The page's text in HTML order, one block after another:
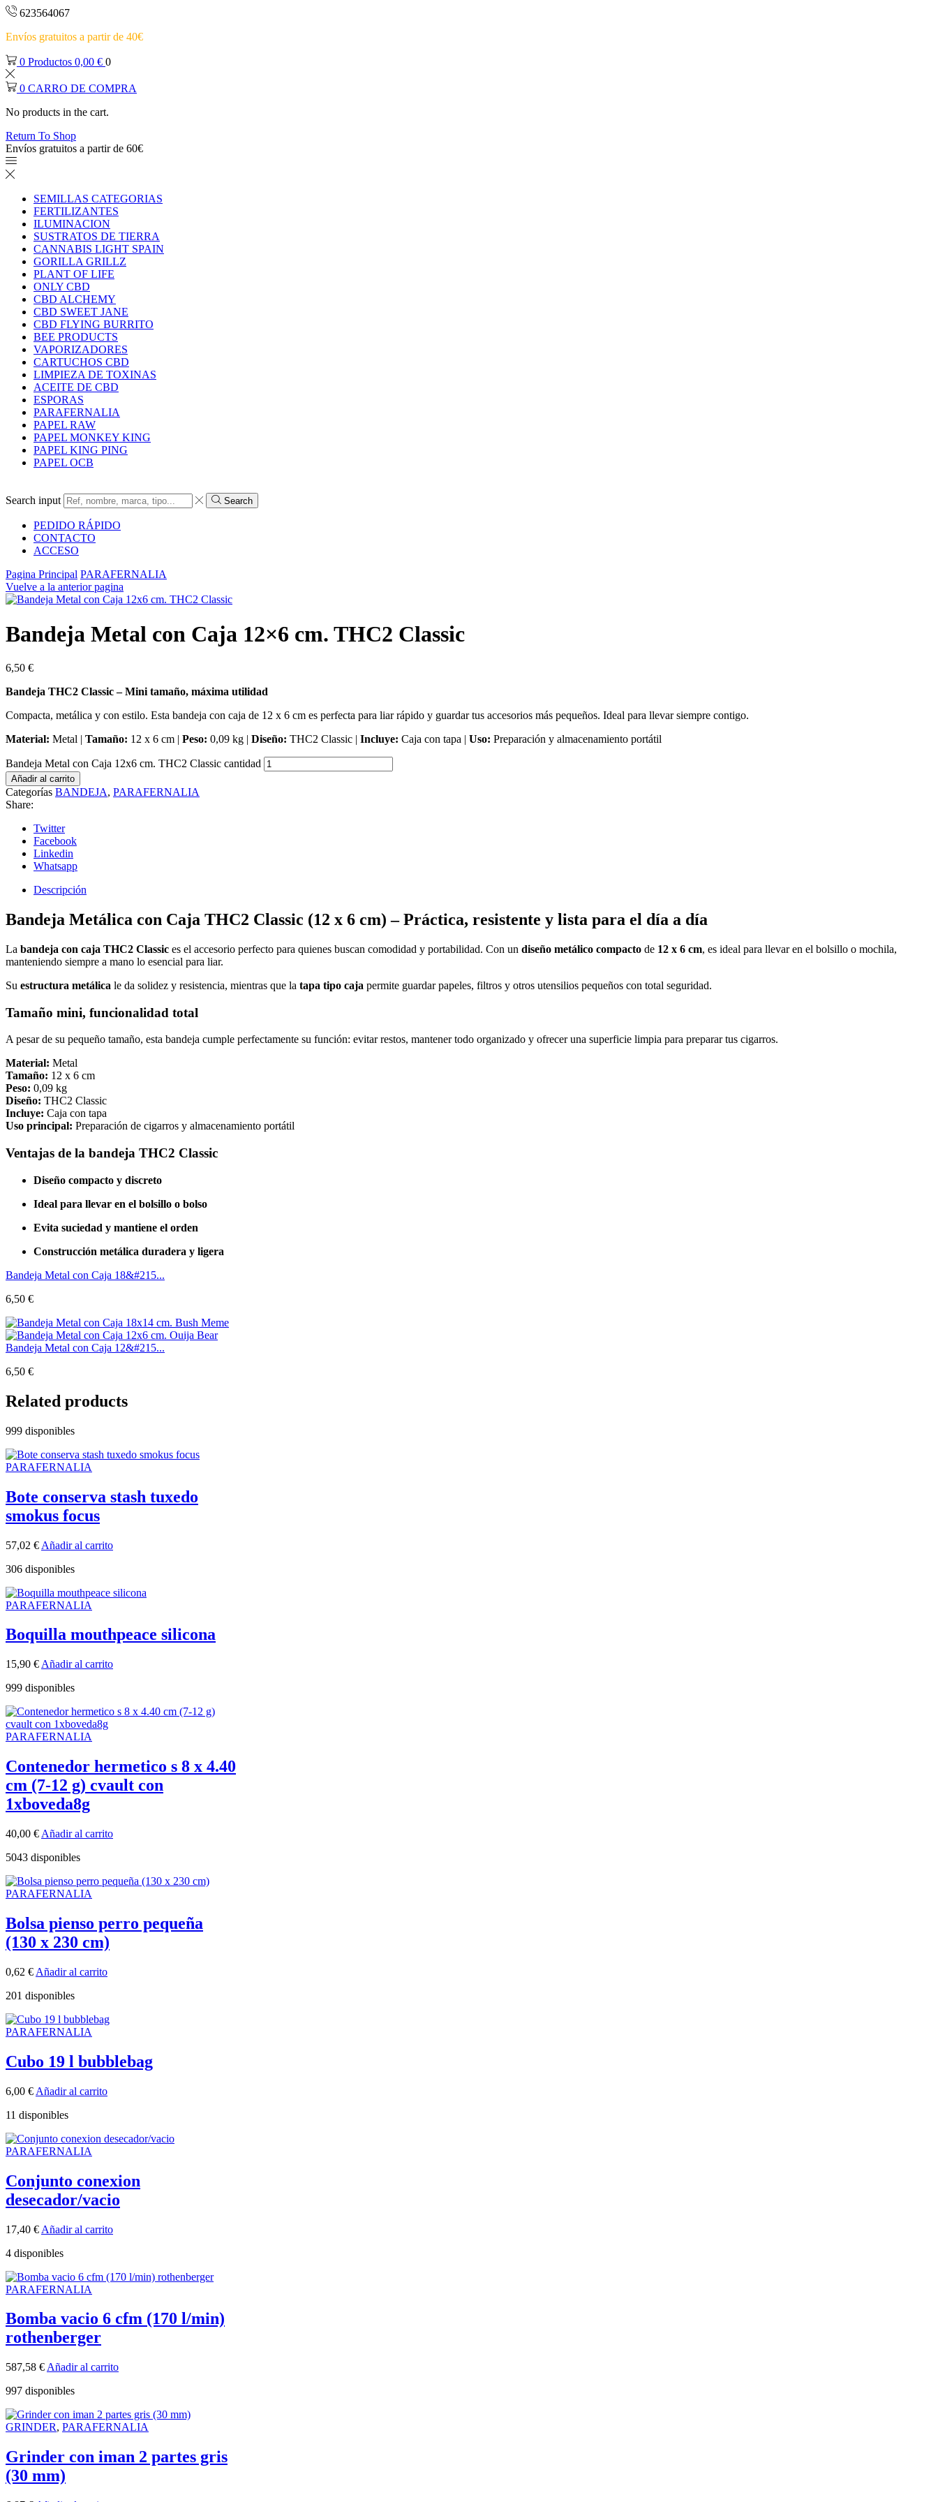
623564067
Envíos gratuitos a partir de 40€
0 Productos 0,00 € 0
0 CARRO DE COMPRA
No products in the cart.
Return To Shop
Envíos gratuitos a partir de 60€
SEMILLAS CATEGORIAS
FERTILIZANTES
ILUMINACION
SUSTRATOS DE TIERRA
CANNABIS LIGHT SPAIN
GORILLA GRILLZ
PLANT OF LIFE
ONLY CBD
CBD ALCHEMY
CBD SWEET JANE
CBD FLYING BURRITO
BEE PRODUCTS
VAPORIZADORES
CARTUCHOS CBD
LIMPIEZA DE TOXINAS
ACEITE DE CBD
ESPORAS
PARAFERNALIA
PAPEL RAW
PAPEL MONKEY KING
PAPEL KING PING
PAPEL OCB
Search input Search
PEDIDO RÁPIDO
CONTACTO
ACCESO
Pagina Principal PARAFERNALIA
Vuelve a la anterior pagina
Bandeja Metal con Caja 12×6 cm. THC2 Classic
6,50 €
Bandeja THC2 Classic – Mini tamaño, máxima utilidad
Compacta, metálica y con estilo. Esta bandeja con caja de 12 x 6 cm es perfecta para liar rápido y guardar tus accesorios más pequeños. Ideal para llevar siempre contigo.
Material: Metal | Tamaño: 12 x 6 cm | Peso: 0,09 kg | Diseño: THC2 Classic | Incluye: Caja con tapa | Uso: Preparación y almacenamiento portátil
Bandeja Metal con Caja 12x6 cm. THC2 Classic cantidad
Añadir al carrito
Categorías BANDEJA, PARAFERNALIA
Share:
Twitter
Facebook
Linkedin
Whatsapp
Descripción
Bandeja Metálica con Caja THC2 Classic (12 x 6 cm) – Práctica, resistente y lista para el día a día
La bandeja con caja THC2 Classic es el accesorio perfecto para quienes buscan comodidad y portabilidad. Con un diseño metálico compacto de 12 x 6 cm, es ideal para llevar en el bolsillo o mochila,
manteniendo siempre a mano lo esencial para liar.
Su estructura metálica le da solidez y resistencia, mientras que la tapa tipo caja permite guardar papeles, filtros y otros utensilios pequeños con total seguridad.
Tamaño mini, funcionalidad total
A pesar de su pequeño tamaño, esta bandeja cumple perfectamente su función: evitar restos, mantener todo organizado y ofrecer una superficie limpia para preparar tus cigarros.
Material: Metal
Tamaño: 12 x 6 cm
Peso: 0,09 kg
Diseño: THC2 Classic
Incluye: Caja con tapa
Uso principal: Preparación de cigarros y almacenamiento portátil
Ventajas de la bandeja THC2 Classic
Diseño compacto y discreto
Ideal para llevar en el bolsillo o bolso
Evita suciedad y mantiene el orden
Construcción metálica duradera y ligera
Bandeja Metal con Caja 18&#215...
6,50 €
Bandeja Metal con Caja 12&#215...
6,50 €
Related products
999 disponibles
PARAFERNALIA
Bote conserva stash tuxedo
smokus focus
57,02 € Añadir al carrito
306 disponibles
PARAFERNALIA
Boquilla mouthpeace silicona
15,90 € Añadir al carrito
999 disponibles
PARAFERNALIA
Contenedor hermetico s 8 x 4.40
cm (7-12 g) cvault con
1xboveda8g
40,00 € Añadir al carrito
5043 disponibles
PARAFERNALIA
Bolsa pienso perro pequeña
(130 x 230 cm)
0,62 € Añadir al carrito
201 disponibles
PARAFERNALIA
Cubo 19 l bubblebag
6,00 € Añadir al carrito
11 disponibles
PARAFERNALIA
Conjunto conexion
desecador/vacio
17,40 € Añadir al carrito
4 disponibles
PARAFERNALIA
Bomba vacio 6 cfm (170 l/min)
rothenberger
587,58 € Añadir al carrito
997 disponibles
GRINDER, PARAFERNALIA
Grinder con iman 2 partes gris
(30 mm)